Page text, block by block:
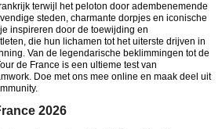
terwijl het peloton door adembenemende
steden, charmante dorpjes en iconische
inspireren door de toewijding en
die hun lichamen tot het uiterste drijven in
Van de legendarische beklimmingen tot de
de France is een ultieme test van
Doe met ons mee online en maak deel uit
2026